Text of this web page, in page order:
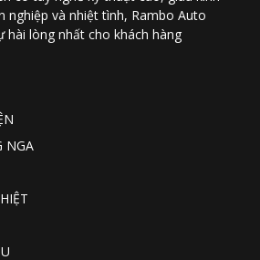
nghiệp và nhiệt tình, Rambo Auto
hài lòng nhất cho khách hàng
NGA